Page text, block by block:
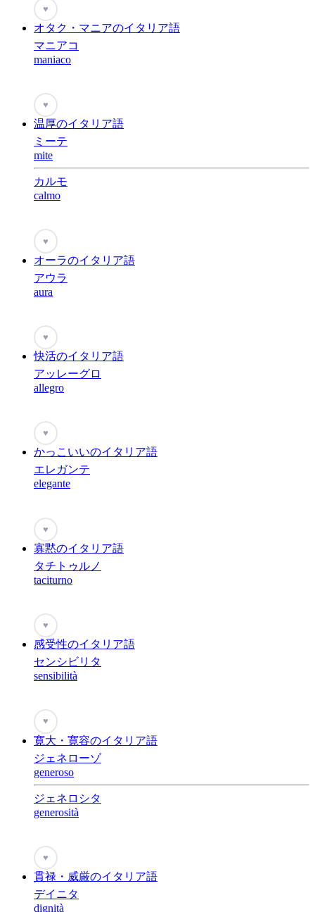
♥
オタク・マニアのイタリア語
マニアコ
maniaco
♥
温厚のイタリア語
ミーテ
mite
カルモ
calmo
♥
オーラのイタリア語
アウラ
aura
♥
快活のイタリア語
アッレーグロ
allegro
♥
かっこいいのイタリア語
エレガンテ
elegante
♥
寡黙のイタリア語
タチトゥルノ
taciturno
♥
感受性のイタリア語
センシビリタ
sensibilità
♥
寛大・寛容のイタリア語
ジェネローゾ
generoso
ジェネロシタ
generosità
♥
貫禄・威厳のイタリア語
デイニタ
dignità